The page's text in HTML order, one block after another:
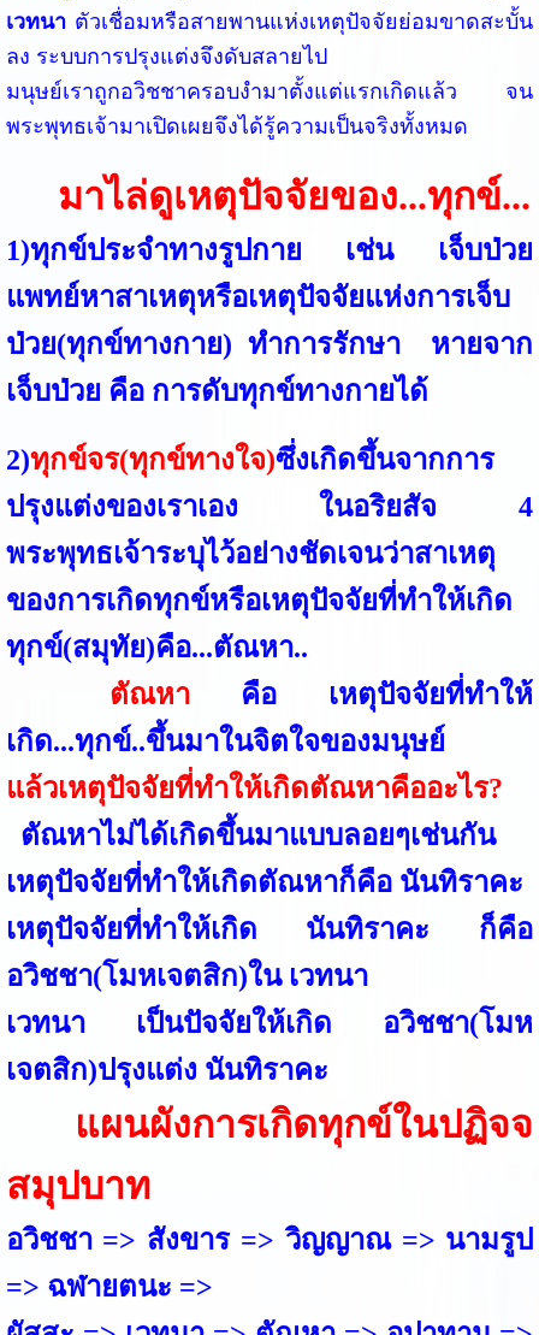
เวทนาตัวเชื่อมหรือสายพานแห่งเหตุปัจจัยย่อมขาดสะบั้น
ลง ระบบการปรุงแต่งจึงดับสลายไป
มนุษย์เราถูกอวิชชาครอบงำมาตั้งแต่แรกเกิดแล้ว จน
พระพุทธเจ้ามาเปิดเผยจึงได้รู้ความเป็นจริงทั้งหมด
มาไล่ดูเหตุปัจจัยของ...ทุกข์...
1)ทุกข์ประจำทางรูปกาย เช่น เจ็บป่วย
แพทย์หาสาเหตุหรือเหตุปัจจัยแห่งการเจ็บ
ป่วย(ทุกข์ทางกาย) ทำการรักษา หายจาก
เจ็บป่วย คือ การดับทุกข์ทางกายได้
2)ทุกข์จร(ทุกข์ทางใจ)ซึ่งเกิดขึ้นจากการ
ปรุงแต่งของเราเอง ในอริยสัจ 4
พระพุทธเจ้าระบุไว้อย่างชัดเจนว่าสาเหตุ
ของการเกิดทุกข์หรือเหตุปัจจัยที่ทำให้เกิด
ทุกข์(สมุทัย)คือ...ตัณหา..
ตัณหาคือ เหตุปัจจัยที่ทำให้
เกิด...ทุกข์..ขึ้นมาในจิตใจของมนุษย์
แล้วเหตุปัจจัยที่ทำให้เกิดตัณหาคืออะไร?
ตัณหาไม่ได้เกิดขึ้นมาแบบลอยๆเช่นกัน
เหตุปัจจัยที่ทำให้เกิดตัณหาก็คือ นันทิราคะ
เหตุปัจจัยที่ทำให้เกิด นันทิราคะ ก็คือ
อวิชชา(โมหเจตสิก)ใน เวทนา
เวทนา เป็นปัจจัยให้เกิด อวิชชา(โมห
เจตสิก)ปรุงแต่ง นันทิราคะ
แผนผังการเกิดทุกข์ในปฏิจจ
สมุปบาท
อวิชชา => สังขาร => วิญญาณ => นามรูป
=> ฉฬายตนะ =>